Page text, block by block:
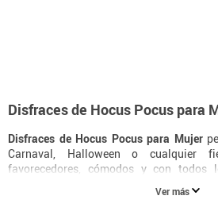
Disfraces de Hocus Pocus para
Disfraces de Hocus Pocus para Mujer
Carnaval, Halloween o cualquier
favorecedores, cómodos y con
Ver más